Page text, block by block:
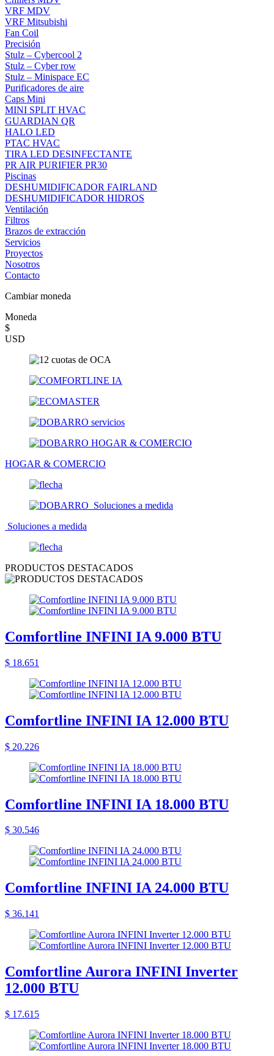
VRF MDV
VRF Mitsubishi
Fan Coil
Precisión
Stulz – Cybercool 2
Stulz – Cyber row
Stulz – Minispace EC
Purificadores de aire
Caps Mini
MINI SPLIT HVAC
GUARDIAN QR
HALO LED
PTAC HVAC
TIRA LED DESINFECTANTE
PR AIR PURIFIER PR30
Piscinas
DESHUMIDIFICADOR FAIRLAND
DESHUMIDIFICADOR HIDROS
Ventilación
Filtros
Brazos de extracción
Servicios
Proyectos
Nosotros
Contacto
Cambiar moneda
Moneda
$
USD
HOGAR & COMERCIO
Soluciones a medida
PRODUCTOS DESTACADOS
Comfortline INFINI IA 9.000 BTU
$ 18.651
Comfortline INFINI IA 12.000 BTU
$ 20.226
Comfortline INFINI IA 18.000 BTU
$ 30.546
Comfortline INFINI IA 24.000 BTU
$ 36.141
Comfortline Aurora INFINI Inverter
12.000 BTU
$ 17.615